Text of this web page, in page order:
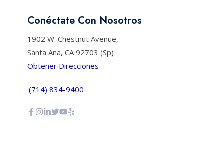
Conéctate Con Nosotros
1902 W. Chestnut Avenue,
Santa Ana, CA 92703 (Sp)
Obtener Direcciones
(714) 834-9400